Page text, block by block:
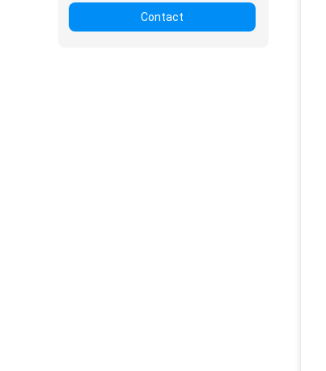
Contact